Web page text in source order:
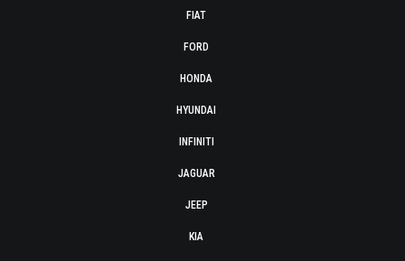
FIAT
FORD
HONDA
HYUNDAI
INFINITI
JAGUAR
JEEP
KIA